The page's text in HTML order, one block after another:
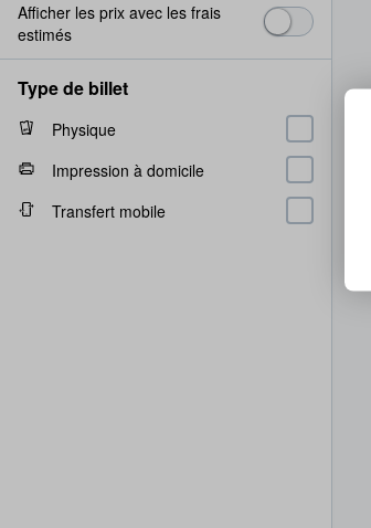
Afficher les prix avec les frais
estimés
Type de billet
Physique
Impression à domicile
Transfert mobile